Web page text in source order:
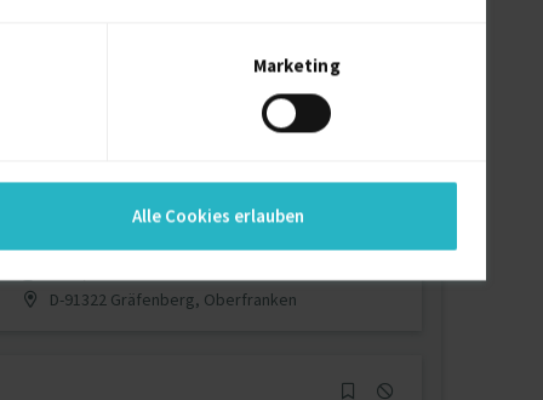
Marketing
Alle Cookies erlauben
Verfügbarkeit einsehen
D-91322 Gräfenberg, Oberfranken